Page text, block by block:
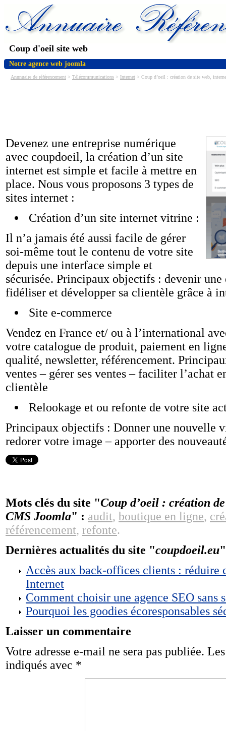
Coup d'oeil site web
Notre agence web joomla
Annnuaire de référencement > Télécommunications > Internet > Coup d’oeil : création de site web,
Devenez une entreprise numérique
avec coupdoeil, la création d’un site
internet est simple et facile à mettre en
place. Nous vous proposons 3 types de
sites internet :
Création d’un site internet vitrine :
Il n’a jamais été aussi facile de gérer
soi-même tout le contenu de votre site
depuis une interface simple et
sécurisée. Principaux objectifs : devenir
fidéliser et développer sa clientèle grâce à
Site e-commerce
Vendez en France et/ ou à l’international
votre catalogue de produit, paiement en
qualité, newsletter, référencement.
ventes – gérer ses ventes – faciliter l’achat
clientèle
Relookage et ou refonte de votre site
Principaux objectifs : Donner une nouvelle
redorer votre image – apporter des
Mots clés du site "Coup d’oeil : création
CMS Joomla" : audit, boutique en ligne,
référencement, refonte.
Dernières actualités du site "coupdoeil.eu
Accès aux back-offices clients : réduire
Internet
Comment choisir une agence SEO sans
Pourquoi les goodies écoresponsables
Laisser un commentaire
Votre adresse e-mail ne sera pas publiée.
indiqués avec *